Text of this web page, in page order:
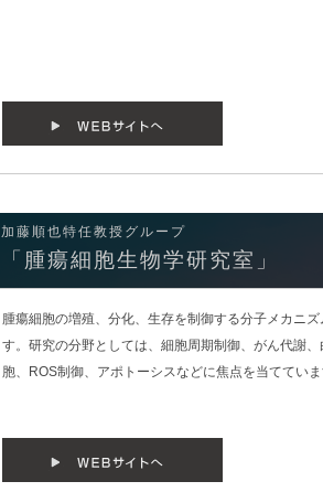
加藤順也特任教授グループ
「腫瘍細胞生物学研究室」
腫瘍細胞の増殖、分化、生存を制御する分子メカニズ
す。研究の分野としては、細胞周期制御、がん代謝
胞、ROS制御、アポトーシスなどに焦点を当てていま